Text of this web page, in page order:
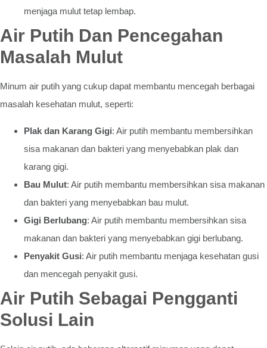
menjaga mulut tetap lembap.
Air Putih Dan Pencegahan
Masalah Mulut
Minum air putih yang cukup dapat membantu mencegah berbagai
masalah kesehatan mulut, seperti:
Plak dan Karang Gigi: Air putih membantu membersihkan
sisa makanan dan bakteri yang menyebabkan plak dan
karang gigi.
Bau Mulut: Air putih membantu membersihkan sisa makanan
dan bakteri yang menyebabkan bau mulut.
Gigi Berlubang: Air putih membantu membersihkan sisa
makanan dan bakteri yang menyebabkan gigi berlubang.
Penyakit Gusi: Air putih membantu menjaga kesehatan gusi
dan mencegah penyakit gusi.
Air Putih Sebagai Pengganti
Solusi Lain